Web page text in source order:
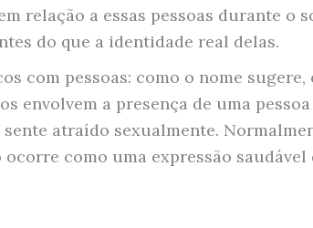
relação a essas pessoas durante o
do que a identidade real delas.
com pessoas: como o nome sugere,
envolvem a presença de uma
sente atraído sexualmente.
como uma expressão saudável